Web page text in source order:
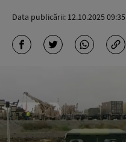
Data publicării: 12.10.2025 09:35